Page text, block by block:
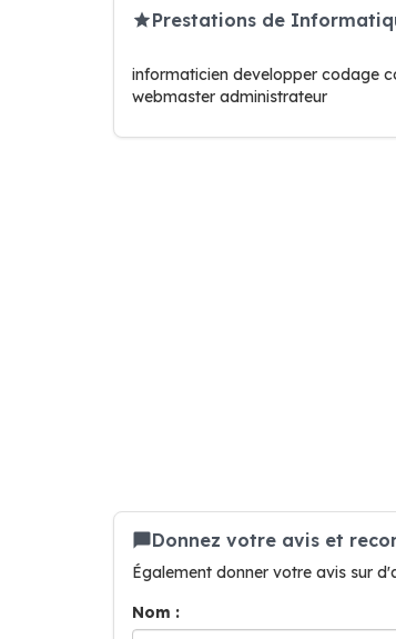
Prestations de
informaticien developper codage
webmaster administrateur
Donnez votre avis et
Également donner votre avis sur
Nom :